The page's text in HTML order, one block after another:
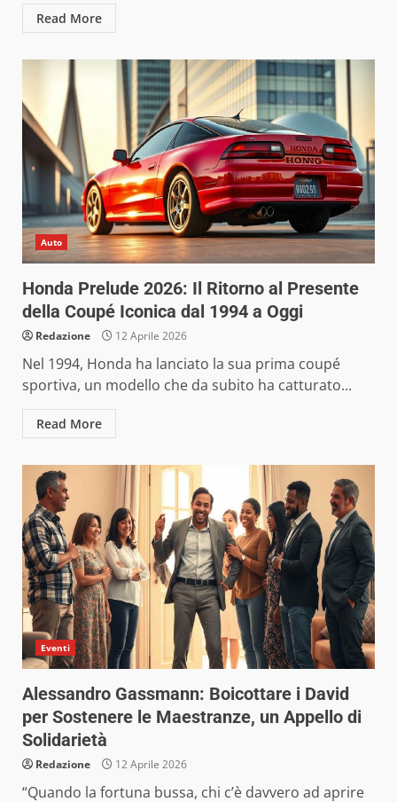
Read More
Auto
Honda Prelude 2026: Il Ritorno al Presente
della Coupé Iconica dal 1994 a Oggi
Redazione 12 Aprile 2026
Nel 1994, Honda ha lanciato la sua prima coupé
sportiva, un modello che da subito ha catturato...
Read More
Eventi
Alessandro Gassmann: Boicottare i David
per Sostenere le Maestranze, un Appello di
Solidarietà
Redazione 12 Aprile 2026
“Quando la fortuna bussa, chi c’è davvero ad aprire